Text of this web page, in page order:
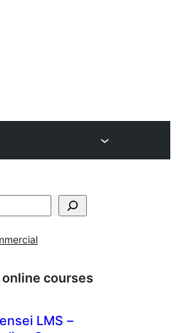
online courses
LMS –